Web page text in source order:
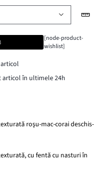
[node-product-
wishlist]
articol în ultimele 24h
roşu-mac-corai deschis-
cu fentă cu nasturi în